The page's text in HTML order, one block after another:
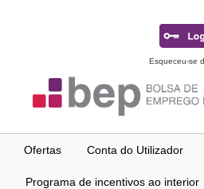
Esqueceu-se
Ofertas Conta do Utilizador
Programa de incentivos ao interior